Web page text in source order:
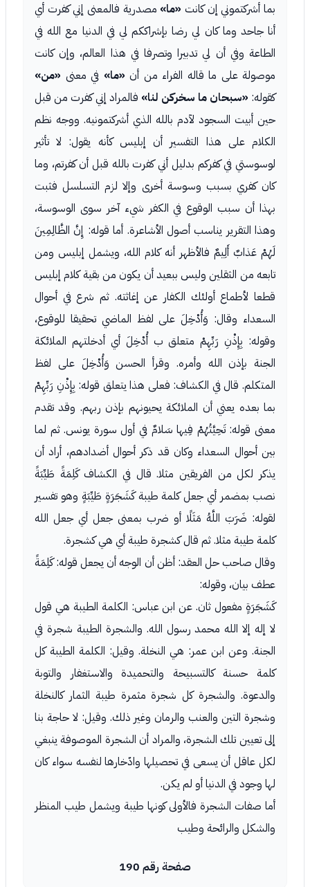
بما أشركتموني إن كانت «ما» مصدرية فالمعنى إني كفرت أي
أنا جاحد وما كان لي رضا بإشراككم لي في الدنيا مع الله في
الطاعة وفي أن لي تدبيرا وتصرفا في هذا العالم، وإن كانت
موصولة على ما قاله الفراء من أن «ما» في معنى «من»
كقوله: «سبحان ما سخركن لنا» فالمراد إني كفرت من قبل
حين أبيت السجود لآدم بالله الذي أشركتمونيه. ووجه نظم
الكلام على هذا التفسير أن إبليس كأنه يقول: لا تأثير
لوسوستي في كفركم بدليل أني كفرت بالله قبل أن كفرتم، وما
كان كفري بسبب وسوسة أخرى وإلا لزم التسلسل فثبت
بهذا أن سبب الوقوع في الكفر شيء آخر سوى الوسوسة،
وهذا التقرير يناسب أصول الأشاعرة. أما قوله: إِنَّ الظَّالِمِينَ
لَهُمْ عَذابٌ أَلِيمٌ فالأظهر أنه كلام الله، ويشمل إبليس ومن
تابعه من الثقلين وليس ببعيد أن يكون من بقية كلام إبليس
قطعا لأطماع أولئك الكفار عن إغاثته. ثم شرع في أحوال
السعداء وقال: وَأُدْخِلَ على لفظ الماضي تحقيقا للوقوع،
وقوله: بِإِذْنِ رَبِّهِمْ متعلق ب أُدْخِلَ أي أدخلتهم الملائكة
الجنة بإذن الله وأمره. وقرأ الحسن وَأُدْخِلَ على لفظ
المتكلم. قال في الكشاف: فعلى هذا يتعلق قوله: بِإِذْنِ رَبِّهِمْ
بما بعده يعني أن الملائكة يحيونهم بإذن ربهم. وقد تقدم
معنى قوله: تَحِيَّتُهُمْ فِيها سَلامٌ في أول سورة يونس. ثم لما
بين أحوال السعداء وكان قد ذكر أحوال أضدادهم، أراد أن
يذكر لكل من الفريقين مثلا. قال في الكشاف كَلِمَةً طَيِّبَةً
نصب بمضمر أي جعل كلمة طيبة كَشَجَرَةٍ طَيِّبَةٍ وهو تفسير
لقوله: ضَرَبَ اللَّهُ مَثَلًا أو ضرب بمعنى جعل أي جعل الله
كلمة طيبة مثلا. ثم قال كشجرة طيبة أي هي كشجرة.
وقال صاحب حل العقد: أظن أن الوجه أن يجعل قوله: كَلِمَةً
عطف بيان، وقوله:
كَشَجَرَةٍ مفعول ثان. عن ابن عباس: الكلمة الطيبة هي قول
لا إله إلا الله محمد رسول الله. والشجرة الطيبة شجرة في
الجنة. وعن ابن عمر: هي النخلة. وقيل: الكلمة الطيبة كل
كلمة حسنة كالتسبيحة والتحميدة والاستغفار والتوبة
والدعوة. والشجرة كل شجرة مثمرة طيبة الثمار كالنخلة
وشجرة التين والعنب والرمان وغير ذلك. وقيل: لا حاجة بنا
إلى تعيين تلك الشجرة، والمراد أن الشجرة الموصوفة ينبغي
لكل عاقل أن يسعى في تحصيلها وادّخارها لنفسه سواء كان
لها وجود في الدنيا أو لم يكن.
أما صفات الشجرة فالأولى كونها طيبة ويشمل طيب المنظر
والشكل والرائحة وطيب
صفحة رقم 190